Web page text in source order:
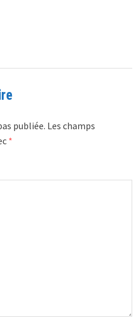
publiée. Les champs
*